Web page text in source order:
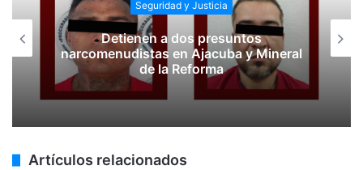
Seguridad y Justicia
Detienen a dos presuntos
narcomenudistas en Ajacuba y Mineral
de la Reforma
Artículos relacionados